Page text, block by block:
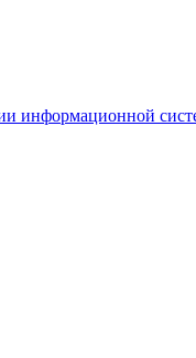
информационной